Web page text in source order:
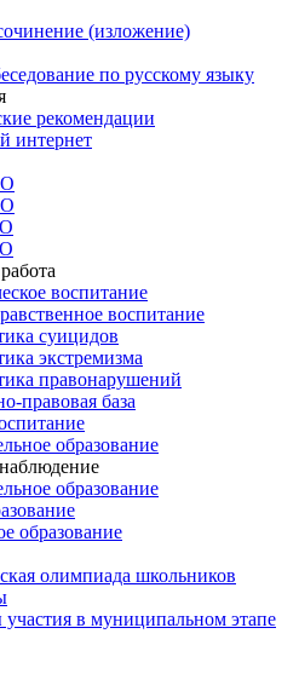
(изложение)
по русскому языку
рекомендации
интернет
воспитание
воспитание
суицидов
экстремизма
правонарушений
правовая база
образование
образование
образование
олимпиада школьников
участия в муниципальном этапе